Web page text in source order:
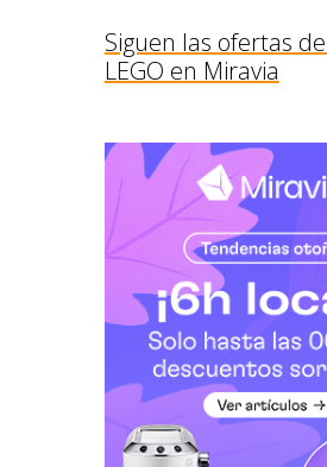
Siguen las ofertas
LEGO en Miravia